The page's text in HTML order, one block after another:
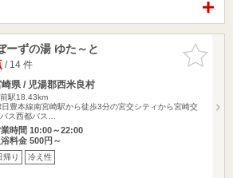
お気に入
りに追加
ーずの湯 ゆた～と
/ 14 件
県 / 児湯郡西米良村
駅18.43km
日豊本線南宮崎駅から徒歩3分の宮交シティから宮崎交
ス西都バス…
時間 10:00～22:00
浴料金 500円～
帰り 冷え性